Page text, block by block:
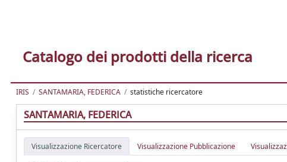
Catalogo dei prodotti della ricerca
IRIS SANTAMARIA, FEDERICA statistiche ricercatore
SANTAMARIA, FEDERICA
Visualizzazione Ricercatore Visualizzazione Pubblicazione